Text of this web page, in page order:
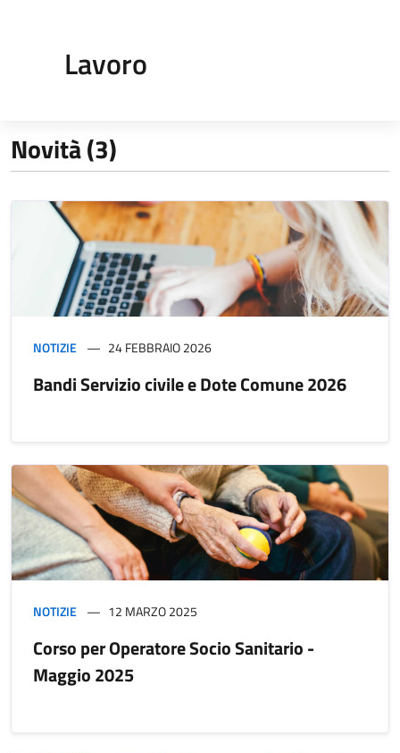
Lavoro
Novità (3)
NOTIZIE 24 FEBBRAIO 2026
Bandi Servizio civile e Dote Comune 2026
NOTIZIE 12 MARZO 2025
Corso per Operatore Socio Sanitario -
Maggio 2025